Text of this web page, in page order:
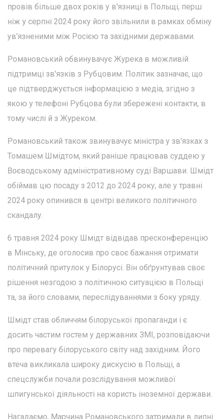
провів більше двох років у в'язниці в Польщі, перш
ніж у серпні 2024 року його звільнили в рамках обміну
ув'язненими між Росією та західними державами.
Романовський обвинувачує Журека в можливій
підтримці зв'язків з Рубцовим. Політик зазначає, що
це підтверджується інформацією з медіа, згідно з
якою у телефоні Рубцова були збережені контакти, в
тому числі й з Журеком.
Романовський також звинувачує міністра у зв'язках з
Томашем Шмідтом, який раніше працював суддею у
Воєводському адміністративному суді Варшави. Шмідт
обіймав цю посаду з 2012 до 2024 року, але у травні
2024 року опинився в центрі великого політичного
скандалу.
6 травня 2024 року Шмідт відвідав пресконференцію
в Мінську, де оголосив про своє бажання отримати
політичний притулок у Білорусі. Він обґрунтував своє
рішення незгодою з політичною ситуацією в Польщі
та, за його словами, переслідуваннями з боку уряду.
Шмідт став обличчям білоруської пропаганди і є
досить частим гостем у державних ЗМІ, розповідаючи
про перевагу білоруського світу над західним. Його
втеча викликала широку дискусію в Польщі, а
спецслужби почали розслідування можливої
шпигунської діяльності на користь іноземної держави.
Нагадаємо, Марчина Романовського затримали в липні